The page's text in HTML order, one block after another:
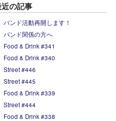
の記事
バンド活動再開します！
バンド関係の方へ
Food & Drink #341
Food & Drink #340
Street #446
Street #445
Food & Drink #339
Street #444
Food & Drink #338